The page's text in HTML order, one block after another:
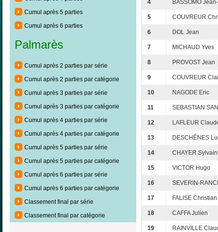
Cumul après 5 parties
Cumul après 6 parties
Palmarès
Cumul après 2 parties par série
Cumul après 2 parties par catégorie
Cumul après 3 parties par série
Cumul après 3 parties par catégorie
Cumul après 4 parties par série
Cumul après 4 parties par catégorie
Cumul après 5 parties par série
Cumul après 5 parties par catégorie
Cumul après 6 parties par série
Cumul après 6 parties par catégorie
Classement final par série
Classement final par catégorie
4 BASSOMO
5 COUVREUR
6 DOL Jean
7 MICHAUD Yves
8 PROVOST Jean
9 COUVREUR
10 NAGODE Eric
11 SEBASTIAN
12 LAFLEUR
13 DESCHÊNES
14 CHAYER Sylvain
15 VICTOR Hugo
16 SEVERIN-
17 FALISE Christian
18 CAFFA Julien
19 RAINVILLE